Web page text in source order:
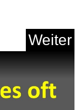
...
Weiter